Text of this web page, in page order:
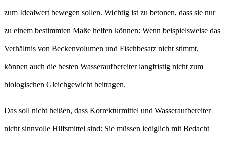
zum Idealwert bewegen sollen. Wichtig ist zu betonen, dass sie nur
zu einem bestimmten Maße helfen können: Wenn beispielsweise das
Verhältnis von Beckenvolumen und Fischbesatz nicht stimmt,
können auch die besten Wasseraufbereiter langfristig nicht zum
biologischen Gleichgewicht beitragen.
Das soll nicht heißen, dass Korrekturmittel und Wasseraufbereiter
nicht sinnvolle Hilfsmittel sind: Sie müssen lediglich mit Bedacht